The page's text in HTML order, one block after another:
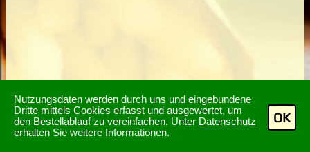
Nutzungsdaten werden durch uns und eingebundene
Dritte mittels Cookies erfasst und ausgewertet, um
den Bestellablauf zu vereinfachen. Unter Datenschutz
erhalten Sie weitere Informationen.
OK